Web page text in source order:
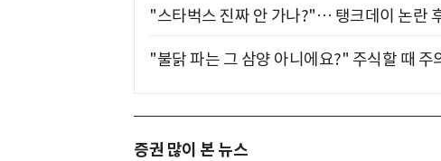
"스타벅스 진짜 안 가나?"… 탱크데이 논란
"불닭 파는 그 삼양 아니에요?" 주식할 때 주
증권 많이 본 뉴스